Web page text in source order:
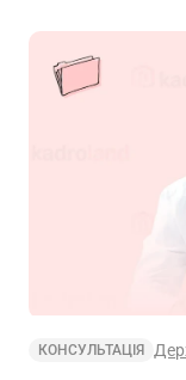
КОНСУЛЬТАЦІЯ